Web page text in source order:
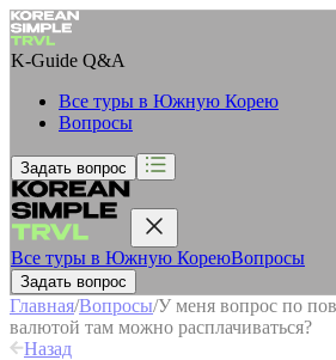
K-Guide Q&A
Все туры в Южную Корею
Вопросы
Задать вопрос
Все туры в Южную КореюВопросы
Задать вопрос
Главная/Вопросы/У меня вопрос по
валютой там можно расплачиваться?
Назад